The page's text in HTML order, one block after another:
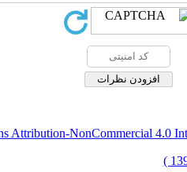
Attribution-NonCommercial 4.0